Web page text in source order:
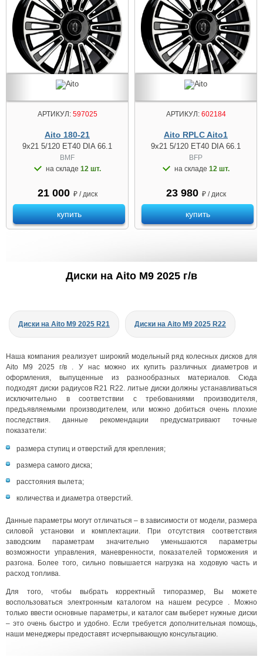
АРТИКУЛ:597025
Aito 180-21
9x21 5/120 ET40 DIA 66.1
BMF
на складе 12 шт.
21 000 ₽ / диск
купить
АРТИКУЛ:602184
Aito RPLC Aito1
9x21 5/120 ET40 DIA 66.1
BFP
на складе 12 шт.
23 980 ₽ / диск
купить
Диски на Aito M9 2025 г/в
Диски на Aito M9 2025 R21 Диски на Aito M9 2025 R22
Наша компания реализует широкий модельный ряд колесных дисков для
Aito M9 2025 г/в . У нас можно их купить различных диаметров и
оформления, выпущенные из разнообразных материалов. Сюда
подходят диски радиусов R21 R22. литые диски должны устанавливаться
исключительно в соответствии с требованиями производителя,
предъявляемыми производителем, или можно добиться очень плохие
последствия. данные рекомендации предусматривают точные
показатели:
размера ступиц и отверстий для крепления;
размера самого диска;
расстояния вылета;
количества и диаметра отверстий.
Данные параметры могут отличаться – в зависимости от модели, размера
силовой установки и комплектации. При отсутствия соответствия
заводским параметрам значительно уменьшаются параметры
возможности управления, маневренности, показателей торможения и
разгона. Более того, сильно повышается нагрузка на ходовую часть и
расход топлива.
Для того, чтобы выбрать корректный типоразмер, Вы можете
воспользоваться электронным каталогом на нашем ресурсе . Можно
только ввести основные параметры, и каталог сам выберет нужные диски
– это очень быстро и удобно. Если требуется дополнительная помощь,
наши менеджеры предоставят исчерпывающую консультацию.